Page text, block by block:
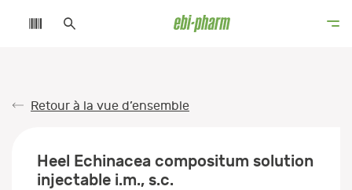
Retour à la vue d’ensemble
Heel Echinacea compositum solution
injectable i.m., s.c.